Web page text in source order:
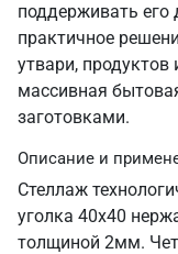
поддерживать его
практичное
утвари, продуктов
массивная
заготовками.
Описание и
Стеллаж
уголка 40х40
толщиной 2мм.